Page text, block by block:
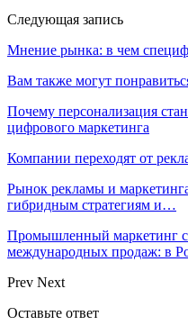
Следующая запись
Мнение рынка: в чем
Вам также могут
Почему персонализация
цифрового маркетинга
Компании переходят от
Рынок рекламы и
гибридным стратегиям и…
Промышленный маркетинг
международных продаж: в
Prev Next
Оставьте ответ